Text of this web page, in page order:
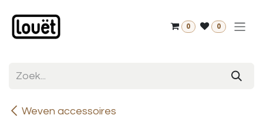
0 0
Weven accessoires